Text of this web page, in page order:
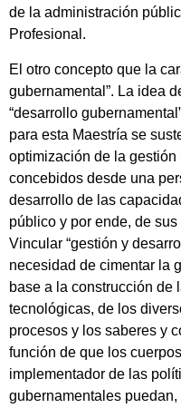
de la administración
Profesional.
El otro concepto que la
gubernamental”. La idea
“desarrollo
para esta Maestría se
optimización de la
concebidos desde una
desarrollo de las
público y por ende, de
Vincular “gestión y
necesidad de cimentar la
base a la construcción de
tecnológicas, de los
procesos y los saberes y
función de que los
implementador de las
gubernamentales